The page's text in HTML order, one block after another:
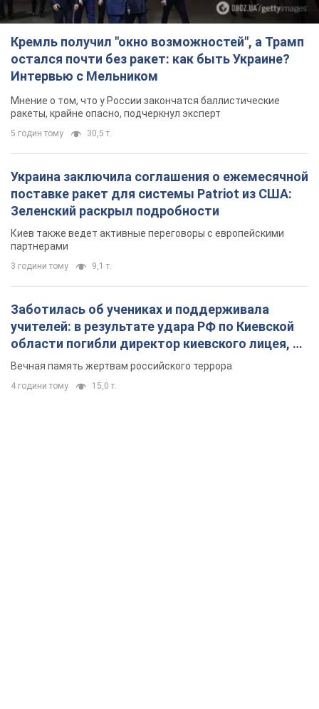
Кремль получил "окно возможностей", а Трамп
остался почти без ракет: как быть Украине?
Интервью с Мельником
Мнение о том, что у России закончатся баллистические
ракеты, крайне опасно, подчеркнул эксперт
5 годин тому 30,5 т.
Украина заключила соглашения о ежемесячной
поставке ракет для системы Patriot из США:
Зеленский раскрыл подробности
Киев также ведет активные переговоры с европейскими
партнерами
3 години тому 9,1 т.
Заботилась об учениках и поддерживала
учителей: в результате удара РФ по Киевской
области погибли директор киевского лицея, её
муж и внук
Вечная память жертвам российского террора
4 години тому 15,0 т.